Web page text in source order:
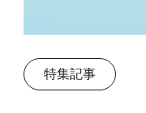
特集記事